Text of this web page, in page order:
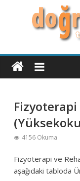
4156 Okuma
Fizyoterapi ve
aşağıdaki tabloda